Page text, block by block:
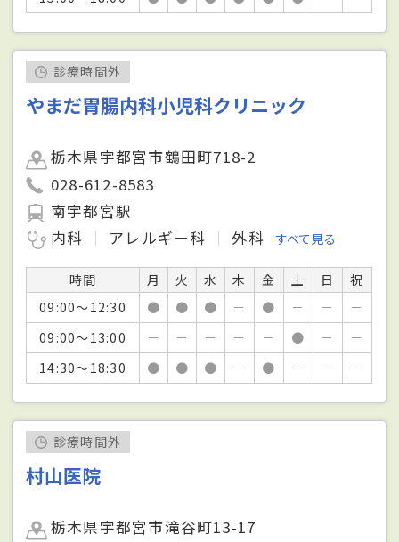
診療時間外
やまだ胃腸内科小児科クリニック
栃木県宇都宮市鶴田町718-2
028-612-8583
南宇都宮駅
内科
アレルギー科 外科 すべて見る
時間 月 火 水 木 金 土 日
祝
09:00～12:30
● ● ● － ● － －
－
09:00～13:00
－ － － － － ● －
－
14:30～18:30
● ● ● － ● － － －
診療時間外
村山医院
栃木県宇都宮市滝谷町13-17